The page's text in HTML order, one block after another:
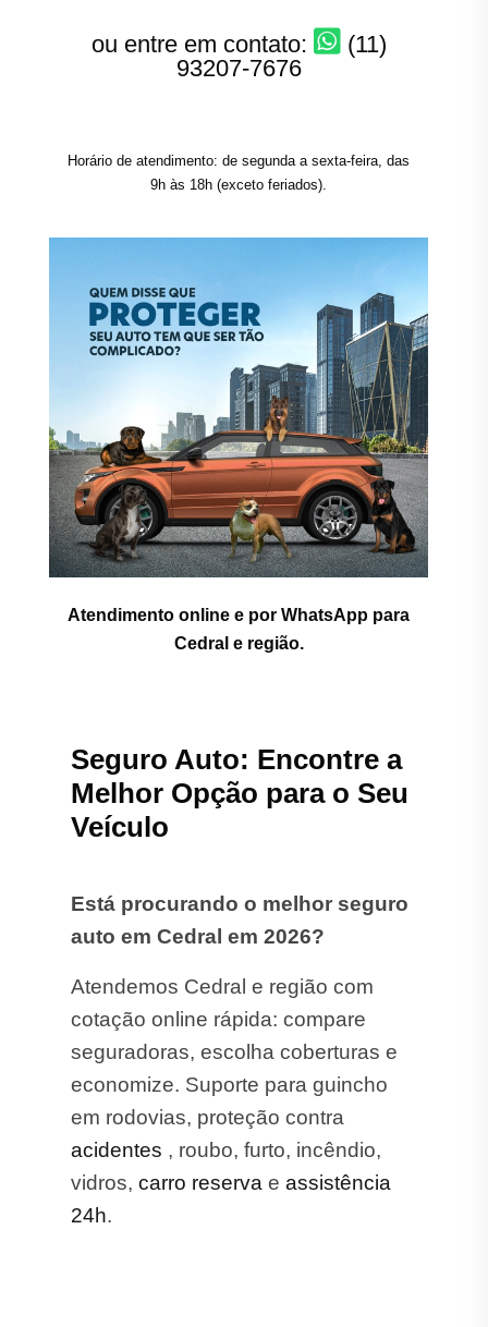
ou entre em contato:
(11)
93207-7676
Horário de atendimento: de segunda a sexta-feira, das
9h às 18h (exceto feriados).
Atendimento online e por WhatsApp para
Cedral e região.
Seguro Auto: Encontre a
Melhor Opção para o Seu
Veículo
Está procurando o melhor seguro
auto em Cedral em 2026?
Atendemos Cedral e região com
cotação online rápida: compare
seguradoras, escolha coberturas e
economize. Suporte para guincho
em rodovias, proteção contra
acidentes , roubo, furto, incêndio,
vidros, carro reserva e assistência
24h.